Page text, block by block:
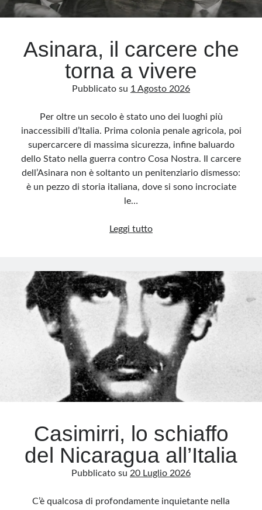
Archivio
Archivi
Questo blog non rappresenta una testata giornalistica, in quanto viene aggiornato
senza alcuna periodicità. Non può pertanto considerarsi un prodotto editoriale ai
sensi della legge n· 62 del 7.03.2001. L’autore non è responsabile di quanto
pubblicato dai lettori nei commenti ai vari post. Saranno comunque cancellati quelli
ritenuti offensivi o lesivi dell’immagine o dell’onorabilità di terzi, di genere spam,
razzisti o che contengano dati personali non conformi al rispetto delle norme sulla
diritti d’autore, vi invito a comunicarlo via e-mail a info[at]dinovalle.it e saranno
Meta
Accedi
Feed dei contenuti
Feed dei commenti
Asinara, il carcere che
torna a vivere
Pubblicato su 1 Agosto 2026
Per oltre un secolo è stato uno dei luoghi più
inaccessibili d’Italia. Prima colonia penale agricola, poi
supercarcere di massima sicurezza, infine baluardo
dello Stato nella guerra contro Cosa Nostra. Il carcere
dell’Asinara non è soltanto un penitenziario dismesso:
è un pezzo di storia italiana, dove si sono incrociate
le…
Leggi tuttoAsinara,
torna
a
Casimirri, lo schiaffo
del Nicaragua all’Italia
Pubblicato su 20 Luglio 2026
C’è qualcosa di profondamente inquietante nella